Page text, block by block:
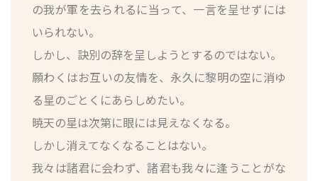
の我が軍を去られるに当って、一言を呈せずには
いられない。
しかし、訣別の辞を呈しようとするのではない。
願わくはお互いの友情を、永久に黎明の空に消ゆ
る星のごとくにあらしめたい。
暁天の星は次第に眼には見えなくなる。
しかし消えてなくなることはない。
我々は諸君に会わず、諸君も我々に逢うことがな